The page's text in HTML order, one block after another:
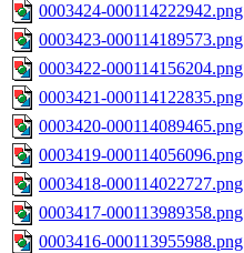
0003424-000114222942.png
0003423-000114189573.png
0003422-000114156204.png
0003421-000114122835.png
0003420-000114089465.png
0003419-000114056096.png
0003418-000114022727.png
0003417-000113989358.png
0003416-000113955988.png